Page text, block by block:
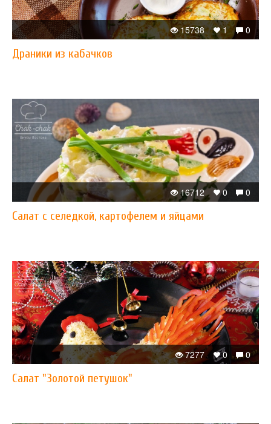
0
1
15738
Драники из кабачков
0
0
16712
Салат с селедкой, картофелем и яйцами
0
0
7277
Салат "Золотой петушок"